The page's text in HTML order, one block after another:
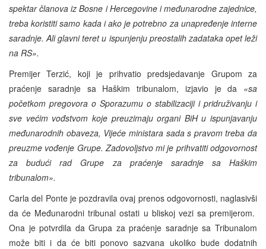
spektar članova iz Bosne i Hercegovine i međunarodne zajednice,
treba koristiti samo kada i ako je potrebno za unapređenje interne
saradnje. Ali glavni teret u ispunjenju preostalih zadataka opet leži
na RS».
Premijer Terzić, koji je prihvatio predsjedavanje Grupom za
praćenje saradnje sa Haškim tribunalom, izjavio je da «sa
početkom pregovora o Sporazumu o stabilizaciji i pridruživanju i
sve većim vođstvom koje preuzimaju organi BiH u ispunjavanju
međunarodnih obaveza, Vijeće ministara sada s pravom treba da
preuzme vođenje Grupe. Zadovoljstvo mi je prihvatiti odgovornost
za budući rad Grupe za praćenje saradnje sa Haškim
tribunalom».
Carla del Ponte je pozdravila ovaj prenos odgovornosti, naglasivši
da će Međunarodni tribunal ostati u bliskoj vezi sa premijerom.
Ona je potvrdila da Grupa za praćenje saradnje sa Tribunalom
može biti i da će biti ponovo sazvana ukoliko bude dodatnih